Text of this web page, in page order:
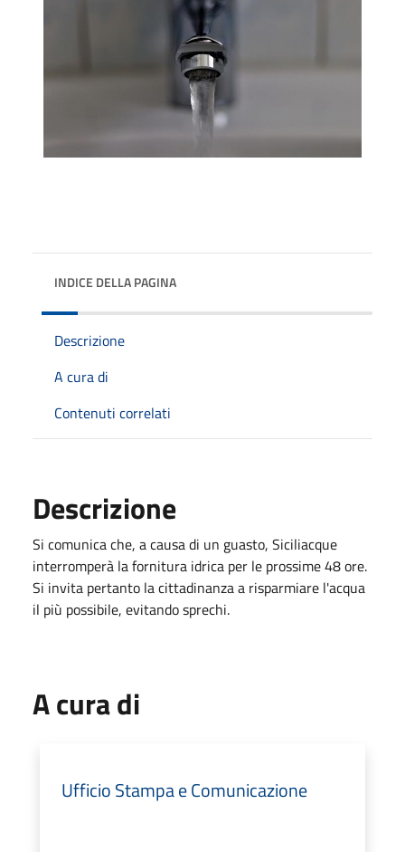
INDICE DELLA PAGINA
Descrizione
A cura di
Contenuti correlati
Descrizione
Si comunica che, a causa di un guasto, Siciliacque
interromperà la fornitura idrica per le prossime 48 ore.
Si invita pertanto la cittadinanza a risparmiare l'acqua
il più possibile, evitando sprechi.
A cura di
Ufficio Stampa e Comunicazione